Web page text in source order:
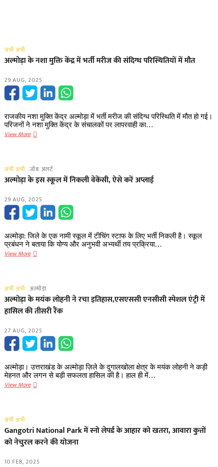
अभी अभी
अल्मोड़ा के नशा मु​क्ति केंद्र में भर्ती मरीज की संदिग्ध परिस्थितियों में मौत
29 AUG, 2025
राजकीय नशा मुक्ति केंद्र अल्मोड़ा में भर्ती मरीज की संदिग्ध परिस्थिति में मौत हो गई।
परिजनों ने नशा मुक्ति केंद्र के संचालकों पर लापरवाही का…
View Moreअल्मोड़ा
क्ति
केंद्र
भर्ती
मरीज
की
संदिग्ध
परिस्थितियों
में
अभी अभी जॉब अलर्ट
अल्मोड़ा के इस स्कूल में निकली वेकेंसी, ऐसे करें अप्लाई
29 AUG, 2025
अल्मोड़ा: जिले के एक नामी स्कूल में टीचिंग स्टाफ के लिए भर्ती निकली है। स्कूल
प्रबंधन ने बताया कि योग्य और अनुभवी अभ्यर्थी तय प्रक्रिया…
View Moreअल्मोड़ा
में
निकली
वेकेंसी,
करें
अप्लाई
अभी अभी अल्मोड़ा
अल्मोड़ा के मयंक लोहनी ने रचा इतिहास,एसएससी एनसीसी स्पेशल एंट्री में
हासिल की तीसरी रैंक
27 AUG, 2025
अल्मोड़ा। उत्तराखंड के अल्मोड़ा ज़िले के दुगालखोला क्षेत्र के मयंक लोहनी ने कड़ी
मेहनत और लगन से बड़ी सफलता हासिल की है। हाल ही में…
View Moreअल्मोड़ा
रचा
इतिहास,एसएससी
स्पेशल
अभी अभी
Gangotri National Park में स्नो लेपर्ड के आहार को खतरा, आवारा कुत्तों
को नेचुरल करने की योजना
10 FEB, 2025